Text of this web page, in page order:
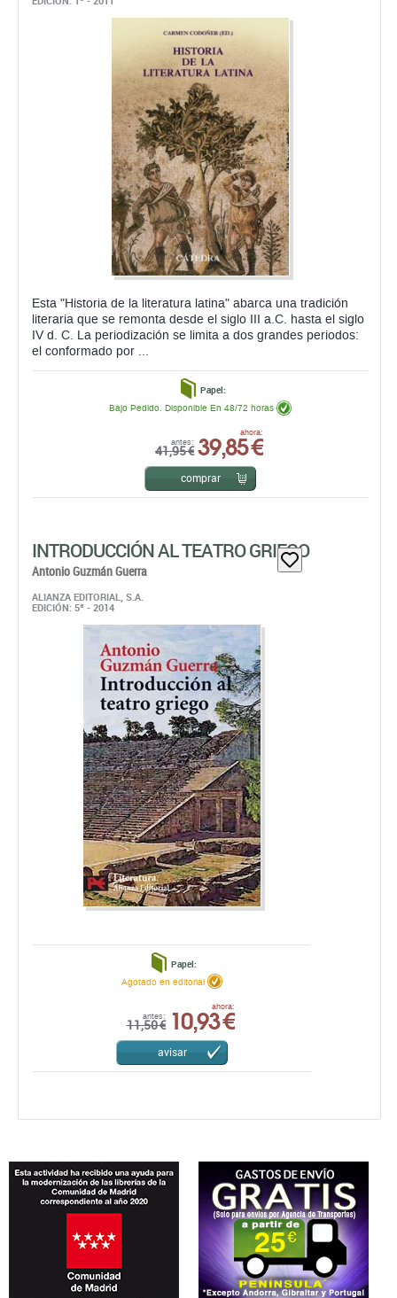
Esta "Historia de la literatura latina" abarca una tradición
literaria que se remonta desde el siglo III a.C. hasta el siglo
IV d. C. La periodización se limita a dos grandes periodos:
el conformado por ...
Papel:
antes:
41,95 €
ahora:
39,85 €
Bajo Pedido. Disponible En 48/72 horas
comprar
INTRODUCCIÓN AL TEATRO GRIEGO
Antonio Guzmán Guerra
ALIANZA EDITORIAL, S.A.
EDICIÓN: 5ª - 2014
Papel:
antes:
11,50 €
ahora:
10,93 €
Agotado en editorial
avisar